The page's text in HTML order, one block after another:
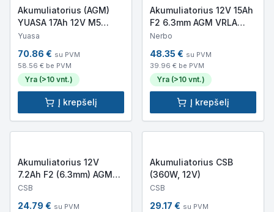
Akumuliatorius (AGM)
YUASA 17Ah 12V M5
VRLA
Yuasa
70.86 € su PVM
58.56 € be PVM
Yra (>10 vnt.)
Į krepšelį
Akumuliatorius 12V 15Ah
F2 6.3mm AGM VRLA
NERBO NBC15-12L
Nerbo
48.35 € su PVM
39.96 € be PVM
Yra (>10 vnt.)
Į krepšelį
Akumuliatorius 12V
7.2Ah F2 (6.3mm) AGM
VRLA CSB (GP1272 F2)
CSB
24.79 € su PVM
Akumuliatorius CSB
(360W, 12V)
CSB
29.17 € su PVM